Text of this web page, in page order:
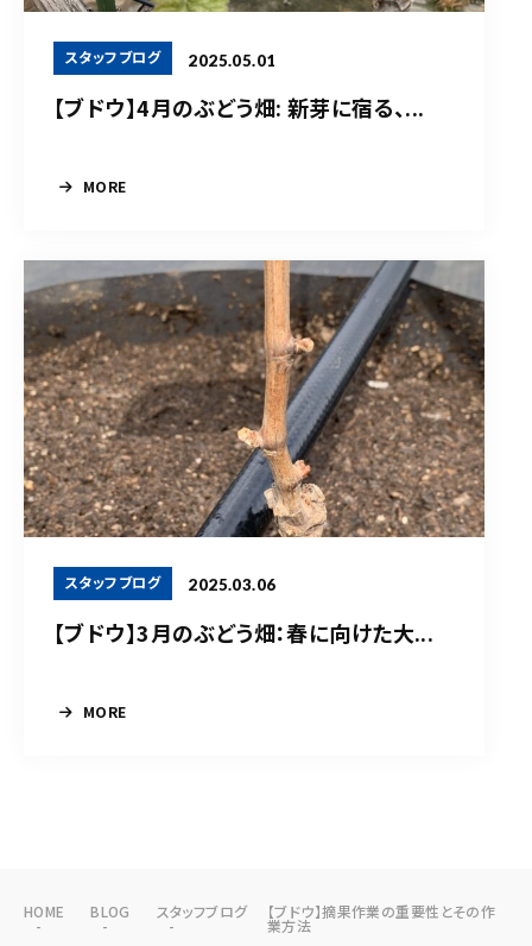
スタッフブログ 2025.05.01
【ブドウ】4月のぶどう畑: 新芽に宿る、...
MORE
スタッフブログ 2025.03.06
【ブドウ】3月のぶどう畑：春に向けた大...
MORE
HOME BLOG スタッフブログ 【ブドウ】摘果作業の重要性とその作
業方法